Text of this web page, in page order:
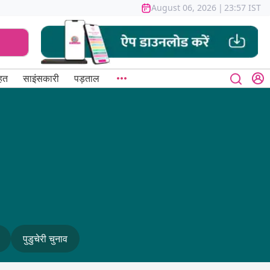
August 06, 2026 | 23:57 IST
साइंसकारी पड़ताल
पुडुचेरी चुनाव